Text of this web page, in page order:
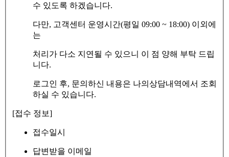
수 있도록 하겠습니다.
다만, 고객센터 운영시간(평일 09:00 ~ 18:00) 이외에
는
처리가 다소 지연될 수 있으니 이 점 양해 부탁 드립
니다.
로그인 후, 문의하신 내용은 나의상담내역에서 조회
하실 수 있습니다.
[접수 정보]
접수일시
답변받을 이메일